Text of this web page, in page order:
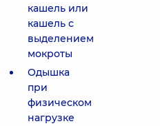
кашель или
кашель с
выделением
мокроты
Одышка
при
физическом
нагрузке